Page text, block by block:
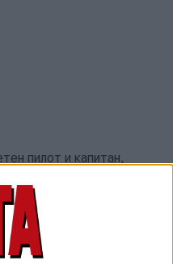
пилот и капитан,
международен
има изключително
светлината на
като част от Iron